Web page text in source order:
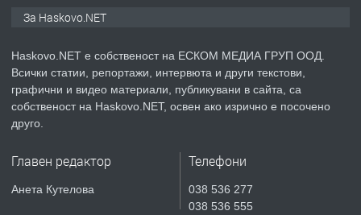
преди 6 дни
ПРЕДЛАГА
Продавам парцел в гр. Хасково кв.
За Haskovo.NET
Haskovo.NET е собственост на ЕСКОМ МЕДИА ГРУП ООД.
Всички статии, репортажи, интервюта и други текстови,
графични и видео материали, публикувани в сайта, са
собственост на Haskovo.NET, освен ако изрично е посочено
друго.
Главен редактор
Анета Кутелова
Телефони
038 536 277
038 536 555